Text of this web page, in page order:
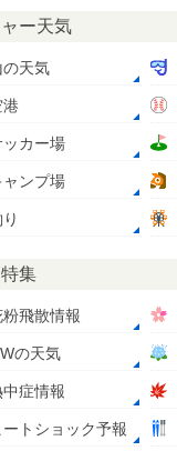
ー天気
の天気
港
ッカー場
ャンプ場
集
粉飛散情報
の天気
中症情報
ートショック予報